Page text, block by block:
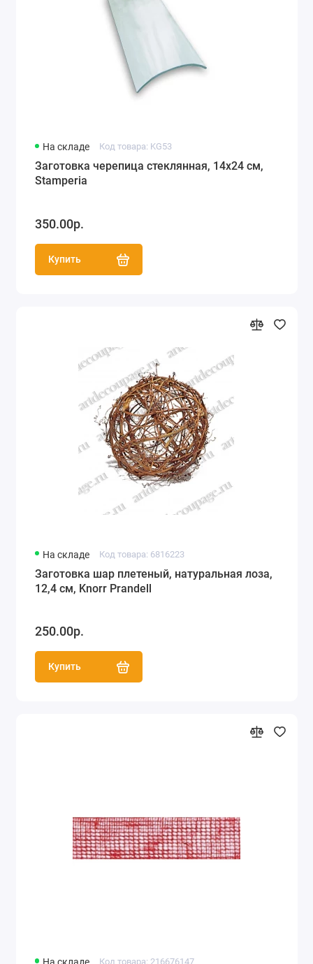
На складе Код товара: KG53
Заготовка черепица стеклянная, 14х24 см,
Stamperia
350.00р.
Купить
На складе Код товара: 6816223
Заготовка шар плетеный, натуральная лоза,
12,4 см, Knorr Prandell
250.00р.
Купить
Код товара: 216676147